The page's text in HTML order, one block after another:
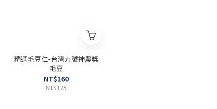
精選毛豆仁-台灣九號神農獎
毛豆
NT$160
NT$175